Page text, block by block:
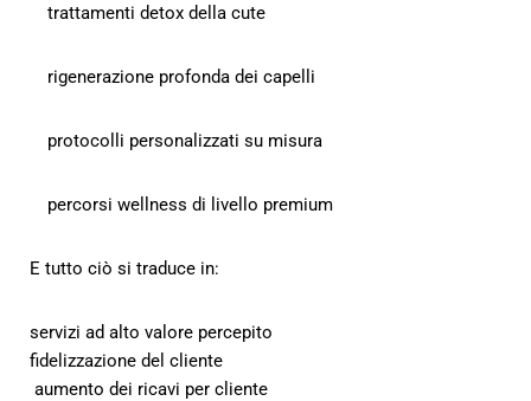
trattamenti detox della cute
rigenerazione profonda dei capelli
protocolli personalizzati su misura
percorsi wellness di livello premium
E tutto ciò si traduce in:
servizi ad alto valore percepito
fidelizzazione del cliente
aumento dei ricavi per cliente